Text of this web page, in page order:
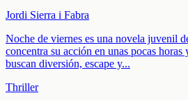
Jordi Sierra i Fabra
Noche de viernes es una novela juvenil
concentra su acción en unas pocas
buscan diversión, escape y...
Thriller